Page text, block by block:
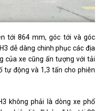
tới 864 mm, góc tới và góc
dễ dàng chinh phục các địa
của xe cũng ấn tượng với tải
tự động và 1,3 tấn cho phiên
không phải là dòng xe phổ